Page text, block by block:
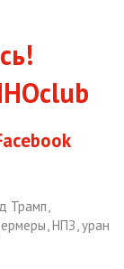
Трамп,
,НПЗ,уран